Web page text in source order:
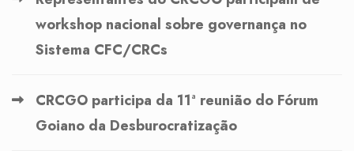
workshop nacional sobre governança no
Sistema CFC/CRCs
CRCGO participa da 11ª reunião do Fórum
Goiano da Desburocratização